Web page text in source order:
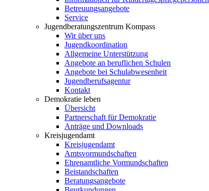
Betreuungsangebote
Service
Jugendberatungszentrum Kompass
Wir über uns
Jugendkoordination
Allgemeine Unterstützung
Angebote an beruflichen Schulen
Angebote bei Schulabwesenheit
Jugendberufsagentur
Kontakt
Demokratie leben
Übersicht
Partnerschaft für Demokratie
Anträge und Downloads
Kreisjugendamt
Kreisjugendamt
Amtsvormundschaften
Ehrenamtliche Vormundschaften
Beistandschaften
Beratungsangebote